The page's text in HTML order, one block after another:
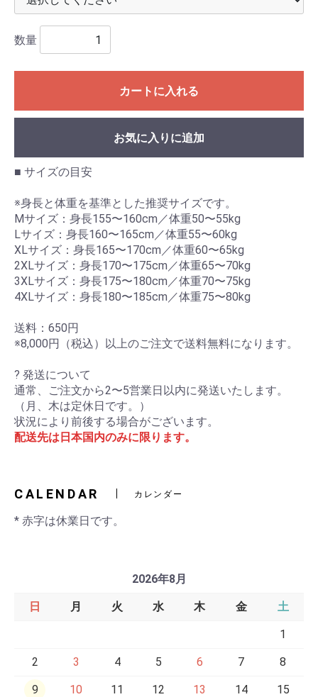
数量
カートに入れる
お気に入りに追加
■ サイズの目安
※身長と体重を基準とした推奨サイズです。
Mサイズ：身長155〜160cm／体重50〜55kg
Lサイズ：身長160〜165cm／体重55〜60kg
XLサイズ：身長165〜170cm／体重60〜65kg
2XLサイズ：身長170〜175cm／体重65〜70kg
3XLサイズ：身長175〜180cm／体重70〜75kg
4XLサイズ：身長180〜185cm／体重75〜80kg
送料：650円
※8,000円（税込）以上のご注文で送料無料になります。
? 発送について
通常、ご注文から2〜5営業日以内に発送いたします。
（月、木は定休日です。）
状況により前後する場合がございます。
配送先は日本国内のみに限ります。
CALENDAR カレンダー
* 赤字は休業日です。
2026年8月
日 月 火 水 木 金 土
1
2 3 4 5 6 7 8
9 10 11 12 13 14 15